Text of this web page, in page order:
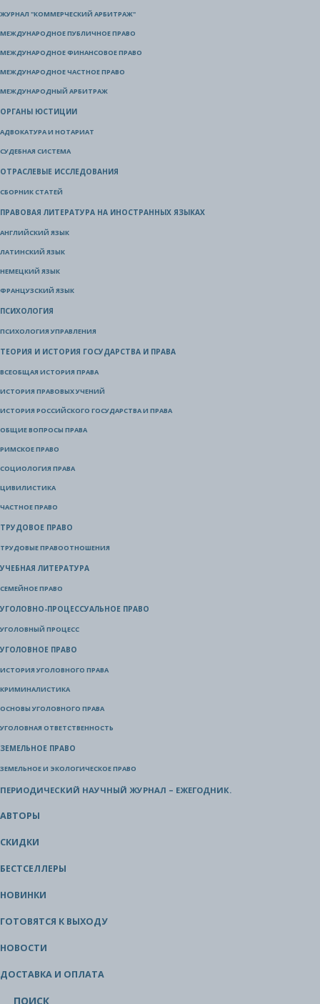
ЖУРНАЛ "КОММЕРЧЕСКИЙ АРБИТРАЖ"
МЕЖДУНАРОДНОЕ ПУБЛИЧНОЕ ПРАВО
МЕЖДУНАРОДНОЕ ФИНАНСОВОЕ ПРАВО
МЕЖДУНАРОДНОЕ ЧАСТНОЕ ПРАВО
МЕЖДУНАРОДНЫЙ АРБИТРАЖ
ОРГАНЫ ЮСТИЦИИ
АДВОКАТУРА И НОТАРИАТ
СУДЕБНАЯ СИСТЕМА
ОТРАСЛЕВЫЕ ИССЛЕДОВАНИЯ
СБОРНИК СТАТЕЙ
ПРАВОВАЯ ЛИТЕРАТУРА НА ИНОСТРАННЫХ ЯЗЫКАХ
АНГЛИЙСКИЙ ЯЗЫК
ЛАТИНСКИЙ ЯЗЫК
НЕМЕЦКИЙ ЯЗЫК
ФРАНЦУЗСКИЙ ЯЗЫК
ПСИХОЛОГИЯ
ПСИХОЛОГИЯ УПРАВЛЕНИЯ
ТЕОРИЯ И ИСТОРИЯ ГОСУДАРСТВА И ПРАВА
ВСЕОБЩАЯ ИСТОРИЯ ПРАВА
ИСТОРИЯ ПРАВОВЫХ УЧЕНИЙ
ИСТОРИЯ РОССИЙСКОГО ГОСУДАРСТВА И ПРАВА
ОБЩИЕ ВОПРОСЫ ПРАВА
РИМСКОЕ ПРАВО
СОЦИОЛОГИЯ ПРАВА
ЦИВИЛИСТИКА
ЧАСТНОЕ ПРАВО
ТРУДОВОЕ ПРАВО
ТРУДОВЫЕ ПРАВООТНОШЕНИЯ
УЧЕБНАЯ ЛИТЕРАТУРА
СЕМЕЙНОЕ ПРАВО
УГОЛОВНО-ПРОЦЕССУАЛЬНОЕ ПРАВО
УГОЛОВНЫЙ ПРОЦЕСС
УГОЛОВНОЕ ПРАВО
ИСТОРИЯ УГОЛОВНОГО ПРАВА
КРИМИНАЛИСТИКА
ОСНОВЫ УГОЛОВНОГО ПРАВА
УГОЛОВНАЯ ОТВЕТСТВЕННОСТЬ
ЗЕМЕЛЬНОЕ ПРАВО
ЗЕМЕЛЬНОЕ И ЭКОЛОГИЧЕСКОЕ ПРАВО
ПЕРИОДИЧЕСКИЙ НАУЧНЫЙ ЖУРНАЛ – ЕЖЕГОДНИК.
АВТОРЫ
СКИДКИ
БЕСТСЕЛЛЕРЫ
НОВИНКИ
ГОТОВЯТСЯ К ВЫХОДУ
НОВОСТИ
ДОСТАВКА И ОПЛАТА
ПОИСК